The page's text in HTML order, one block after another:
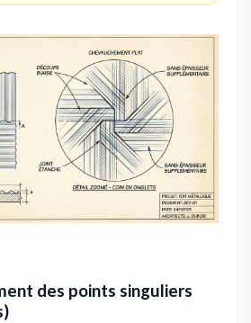
des points singuliers